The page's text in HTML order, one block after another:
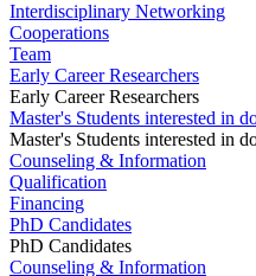
Interdisciplinary Networking
Cooperations
Team
Early Career Researchers
Early Career Researchers
Master's Students interested in
Master's Students interested in
Counseling & Information
Qualification
Financing
PhD Candidates
PhD Candidates
Counseling & Information